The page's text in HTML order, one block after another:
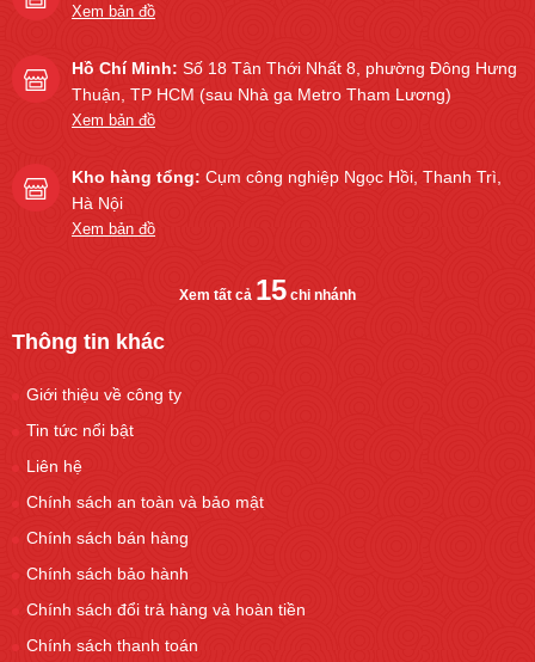
Xem bản đồ
Hồ Chí Minh: Số 18 Tân Thới Nhất 8, phường Đông Hưng
Thuận, TP HCM (sau Nhà ga Metro Tham Lương)
Xem bản đồ
Kho hàng tổng: Cụm công nghiệp Ngọc Hồi, Thanh Trì,
Hà Nội
Xem bản đồ
Xem tất cả 15 chi nhánh
Thông tin khác
Giới thiệu về công ty
Tin tức nổi bật
Liên hệ
Chính sách an toàn và bảo mật
Chính sách bán hàng
Chính sách bảo hành
Chính sách đổi trả hàng và hoàn tiền
Chính sách thanh toán